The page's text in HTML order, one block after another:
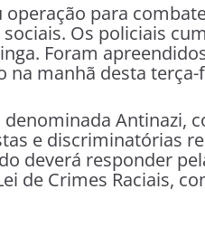
operação para
Os policiais
Foram
manhã desta terça-
Antinazi,
e discriminatórias
deverá responder
de Crimes Raciais,